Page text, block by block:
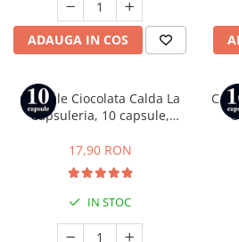
Capsule compatibile Uno System
Capsule compatibile Caffitaly
PADURI CAFEA & MONODOZE
Paduri cafea ESE44
CAFEA BOABE
ADAUGA IN COS
Capsule Ciocolata Calda La
Capsuleria, 10 capsule,
17,90 RON
IN STOC